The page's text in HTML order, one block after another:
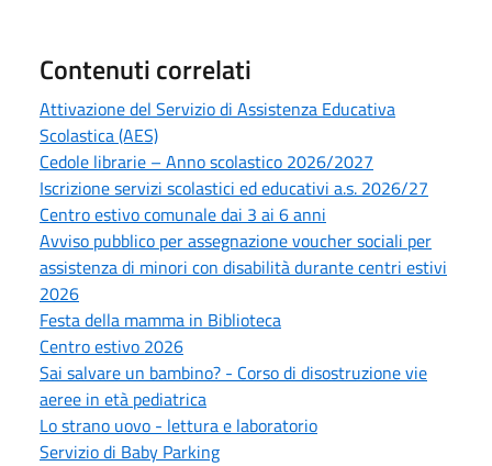
Contenuti correlati
Attivazione del Servizio di Assistenza Educativa
Scolastica (AES)
Cedole librarie – Anno scolastico 2026/2027
Iscrizione servizi scolastici ed educativi a.s. 2026/27
Centro estivo comunale dai 3 ai 6 anni
Avviso pubblico per assegnazione voucher sociali per
assistenza di minori con disabilità durante centri estivi
2026
Festa della mamma in Biblioteca
Centro estivo 2026
Sai salvare un bambino? - Corso di disostruzione vie
aeree in età pediatrica
Lo strano uovo - lettura e laboratorio
Servizio di Baby Parking